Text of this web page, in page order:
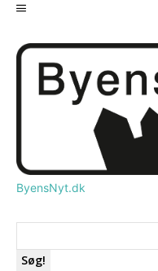
ByensNyt.dk
Søg!